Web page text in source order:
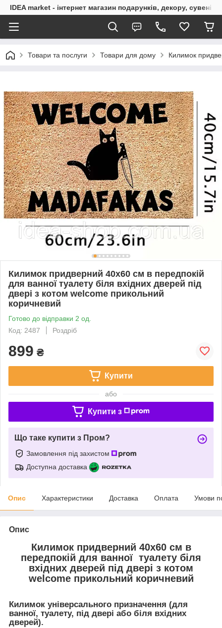
IDEA market - інтернет магазин подарунків, декору,
Товари та послуги Товари для дому Килимок
Килимок придверний 40х60 см в передпокій
для ванної туалету біля вхідних дверей під
двері з котом welcome прикольний
коричневий
Готово до відправки 2 од.
Код: 2487
Роздріб
899 ₴
Купити
або
Купити з
Що таке купити з Пром?
Замовлення під захистом
Доступна доставка
Опис Характеристики Доставка Оплата Умови
Опис
Килимок придверний 40х60 см в
передпокій для ванної туалету біля
вхідних дверей під двері з котом
welcome прикольний коричневий
Килимок універсального призначення (для
ванної, туалету, під двері або біля вхідних
дверей).